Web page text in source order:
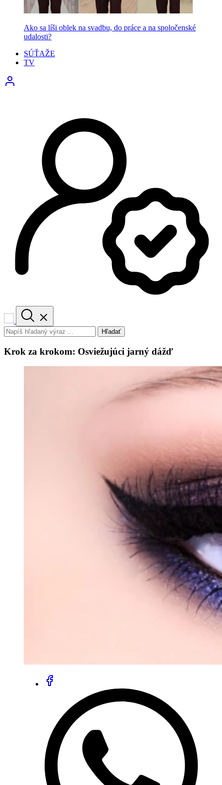
Ako sa líši oblek na svadbu, do práce a na spoločenské
udalosti?
SÚŤAŽE
TV
Hľadať
Krok za krokom: Osviežujúci jarný dážď